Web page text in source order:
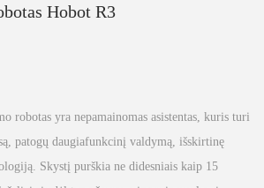
Hobot R3
robotas yra nepamainomas asistentas, kuris turi
patogų daugiafunkcinį valdymą, išskirtinę
Skystį purškia ne didesniais kaip 15